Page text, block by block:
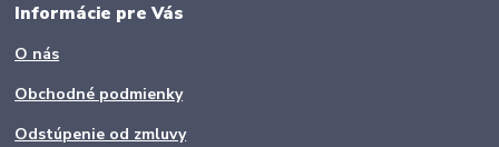
Informácie pre Vás
O nás
Obchodné podmienky
Odstúpenie od zmluvy